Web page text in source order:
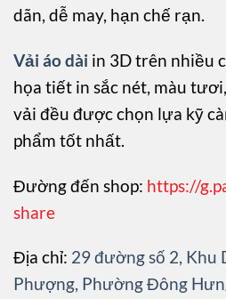
dãn, dễ may, hạn chế rạn.
Vải áo dài in 3D trên nhiều
họa tiết in sắc nét, màu
vải đều được chọn lựa kỹ
phẩm tốt nhất.
Đường đến shop: https://
share
Địa chỉ: 29 đường số 2, Khu
Phượng, Phường Đông